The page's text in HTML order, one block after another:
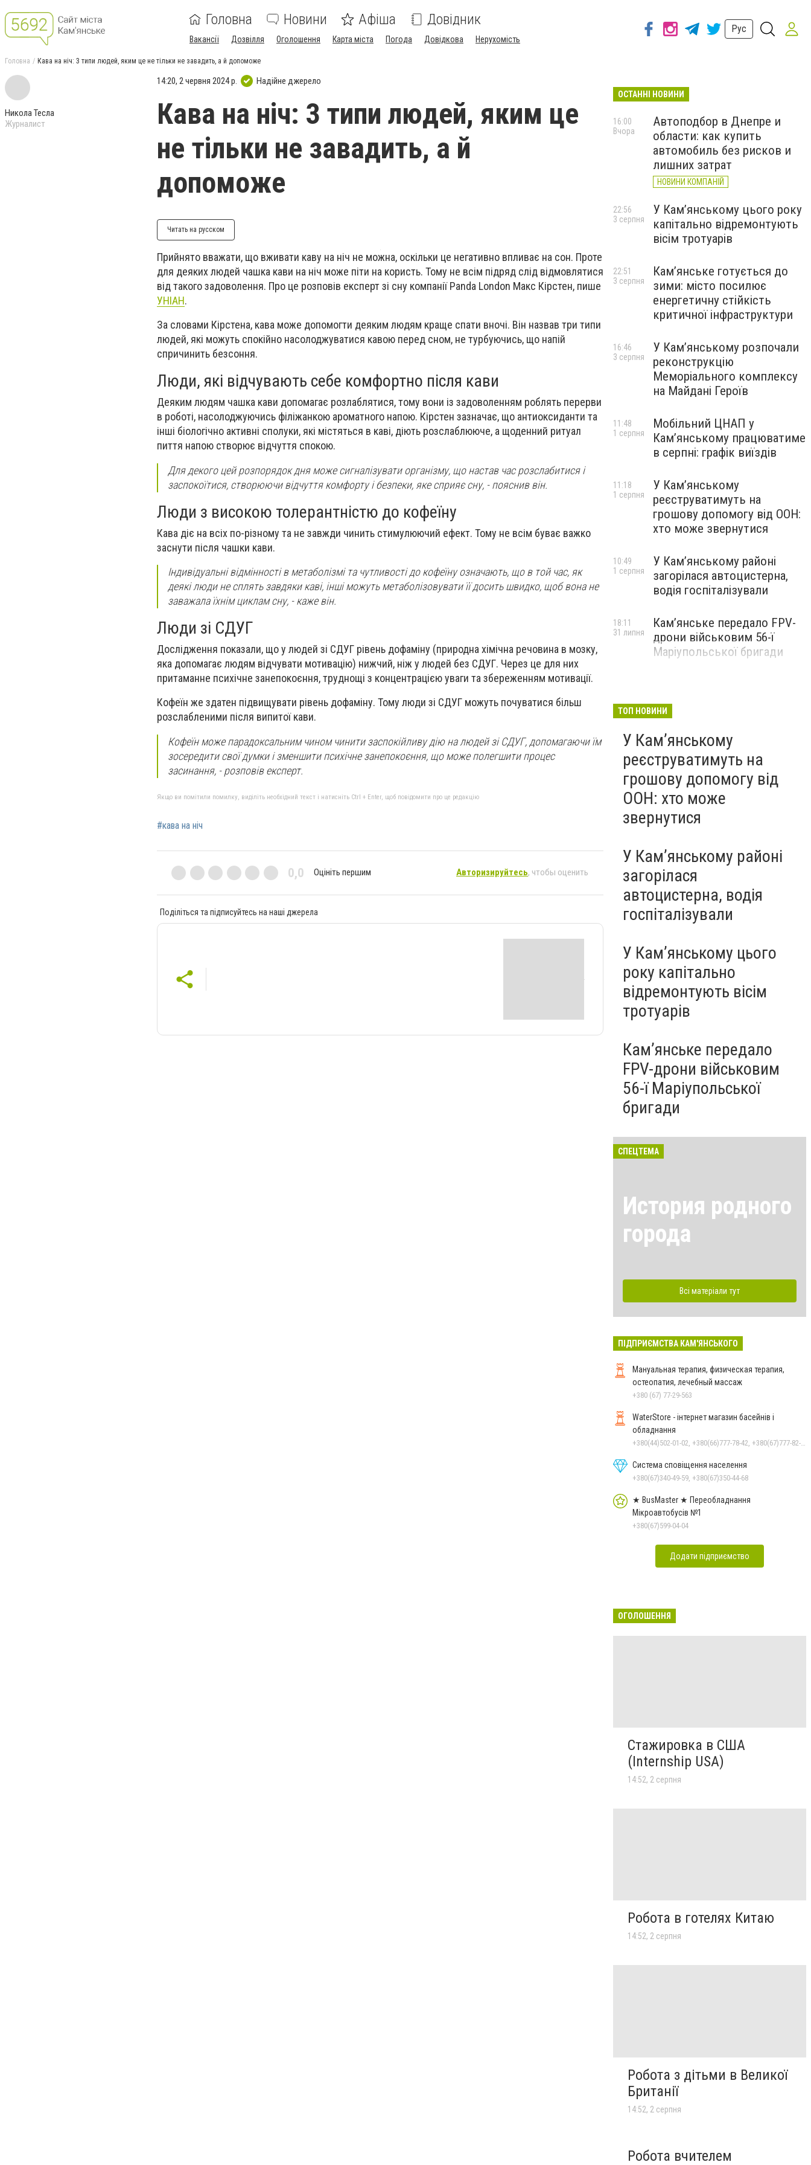
Головна Новини Афіша Довідник
Вакансії Дозвілля Оголошення Карта міста Погода Довідкова Нерухомість
Рус
Головна Кава на ніч: 3 типи людей, яким це не тільки не завадить, а й допоможе
Никола Тесла
Журналист
14:20, 2 червня 2024 р. Надійне джерело
Кава на ніч: 3 типи людей, яким це
не тільки не завадить, а й
допоможе
Читать на русском
Прийнято вважати, що вживати каву на ніч не можна, оскільки це негативно впливає на сон. Проте
для деяких людей чашка кави на ніч може піти на користь. Тому не всім підряд слід відмовлятися
від такого задоволення. Про це розповів експерт зі сну компанії Panda London Макс Кірстен, пише
УНІАН.
За словами Кірстена, кава може допомогти деяким людям краще спати вночі. Він назвав три типи
людей, які можуть спокійно насолоджуватися кавою перед сном, не турбуючись, що напій
спричинить безсоння.
Люди, які відчувають себе комфортно після кави
Деяким людям чашка кави допомагає розлаблятися, тому вони із задоволенням роблять перерви
в роботі, насолоджуючись філіжанкою ароматного напою. Кірстен зазначає, що антиоксиданти та
інші біологічно активні сполуки, які містяться в каві, діють розслаблююче, а щоденний ритуал
пиття напою створює відчуття спокою.
Для декого цей розпорядок дня може сигналізувати організму, що настав час розслабитися і
заспокоїтися, створюючи відчуття комфорту і безпеки, яке сприяє сну, - пояснив він.
Люди з високою толерантністю до кофеїну
Кава діє на всіх по-різному та не завжди чинить стимулюючий ефект. Тому не всім буває важко
заснути після чашки кави.
Індивідуальні відмінності в метаболізмі та чутливості до кофеїну означають, що в той час, як
деякі люди не сплять завдяки каві, інші можуть метаболізовувати її досить швидко, щоб вона не
заважала їхнім циклам сну, - каже він.
Люди зі СДУГ
Дослідження показали, що у людей зі СДУГ рівень дофаміну (природна хімічна речовина в мозку,
яка допомагає людям відчувати мотивацію) нижчий, ніж у людей без СДУГ. Через це для них
притаманне психічне занепокоєння, труднощі з концентрацією уваги та збереженням мотивації.
Кофеїн же здатен підвищувати рівень дофаміну. Тому люди зі СДУГ можуть почуватися більш
розслабленими після випитої кави.
Кофеїн може парадоксальним чином чинити заспокійливу дію на людей зі СДУГ, допомагаючи їм
зосередити свої думки і зменшити психічне занепокоєння, що може полегшити процес
засинання, - розповів експерт.
Якщо ви помітили помилку, виділіть необхідний текст і натисніть Ctrl + Enter, щоб повідомити про це редакцію
#кава на ніч
0,0 Оцініть першим Авторизируйтесь, чтобы оценить
Поділіться та підписуйтесь на наші джерела
ОСТАННІ НОВИНИ
Автоподбор в Днепре и
области: как купить
автомобиль без рисков и
лишних затрат
НОВИНИ КОМПАНІЙ
16:00
Вчора
У Кам’янському цього року
капітально відремонтують
вісім тротуарів
22:56
3 серпня
Кам’янське готується до
зими: місто посилює
енергетичну стійкість
критичної інфраструктури
22:51
3 серпня
У Кам’янському розпочали
реконструкцію
Меморіального комплексу
на Майдані Героїв
16:46
3 серпня
Мобільний ЦНАП у
Кам’янському працюватиме
в серпні: графік виїздів
11:48
1 серпня
У Кам’янському
реєструватимуть на
грошову допомогу від ООН:
хто може звернутися
11:18
1 серпня
У Кам’янському районі
загорілася автоцистерна,
водія госпіталізували
10:49
1 серпня
Кам’янське передало FPV-
дрони військовим 56-ї
Маріупольської бригади
18:11
31 липня
ТОП НОВИНИ
У Кам’янському
реєструватимуть на
грошову допомогу від
ООН: хто може
звернутися
У Кам’янському районі
загорілася
автоцистерна, водія
госпіталізували
У Кам’янському цього
року капітально
відремонтують вісім
тротуарів
Кам’янське передало
FPV-дрони військовим
56-ї Маріупольської
бригади
СПЕЦТЕМА
История родного
города
Всі матеріали тут
ПІДПРИЄМСТВА КАМ'ЯНСЬКОГО
Мануальная терапия, физическая терапия,
остеопатия, лечебный массаж
+380 (67) 77-29-563
WaterStore - інтернет магазин басейнів і
обладнання
Система сповіщення населення
+380(67)340-49-59, +380(67)350-44-68
★ BusMaster ★ Переобладнання
Мікроавтобусів №1
+380(67)599-04-04
Додати підприємство
ОГОЛОШЕННЯ
Стажировка в США
(Internship USA)
14:52, 2 серпня
Робота в готелях Китаю
14:52, 2 серпня
Робота з дітьми в Великої
Британії
14:52, 2 серпня
Робота вчителем